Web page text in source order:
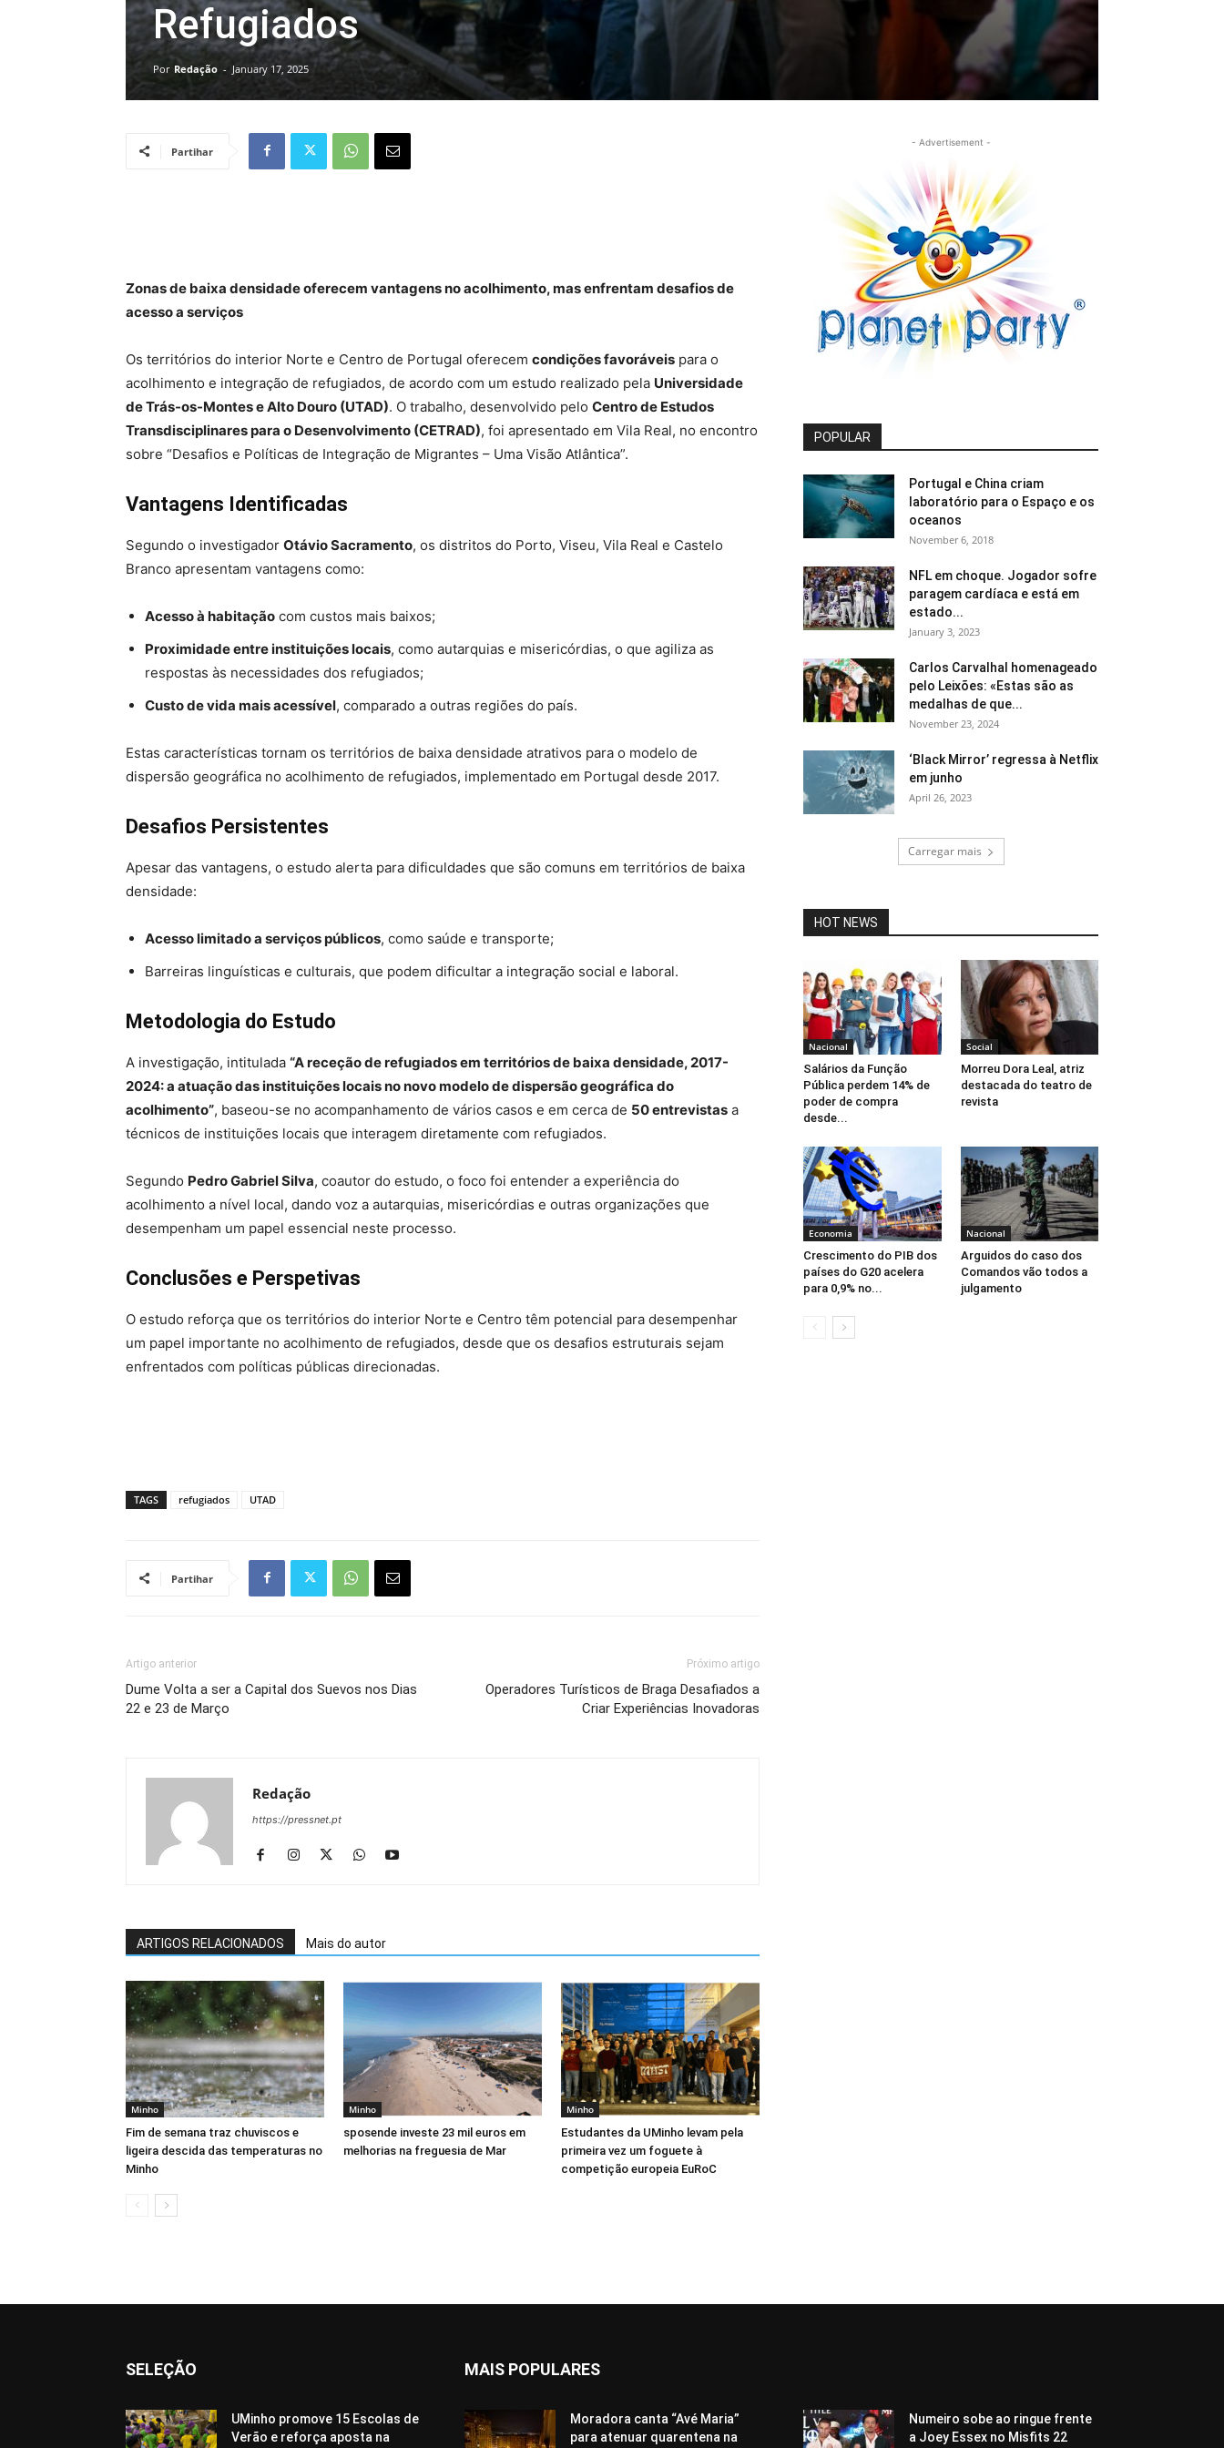
Refugiados
Por Redação - January 17, 2025
Partihar
Zonas de baixa densidade oferecem vantagens no acolhimento, mas enfrentam desafios de
acesso a serviços
Os territórios do interior Norte e Centro de Portugal oferecem condições favoráveis para o
acolhimento e integração de refugiados, de acordo com um estudo realizado pela Universidade
de Trás-os-Montes e Alto Douro (UTAD). O trabalho, desenvolvido pelo Centro de Estudos
Transdisciplinares para o Desenvolvimento (CETRAD), foi apresentado em Vila Real, no encontro
sobre “Desafios e Políticas de Integração de Migrantes – Uma Visão Atlântica”.
Vantagens Identificadas
Segundo o investigador Otávio Sacramento, os distritos do Porto, Viseu, Vila Real e Castelo
Branco apresentam vantagens como:
Acesso à habitação com custos mais baixos;
Proximidade entre instituições locais, como autarquias e misericórdias, o que agiliza as
respostas às necessidades dos refugiados;
Custo de vida mais acessível, comparado a outras regiões do país.
Estas características tornam os territórios de baixa densidade atrativos para o modelo de
dispersão geográfica no acolhimento de refugiados, implementado em Portugal desde 2017.
Desafios Persistentes
Apesar das vantagens, o estudo alerta para dificuldades que são comuns em territórios de baixa
densidade:
Acesso limitado a serviços públicos, como saúde e transporte;
Barreiras linguísticas e culturais, que podem dificultar a integração social e laboral.
Metodologia do Estudo
A investigação, intitulada “A receção de refugiados em territórios de baixa densidade, 2017-
2024: a atuação das instituições locais no novo modelo de dispersão geográfica do
acolhimento”, baseou-se no acompanhamento de vários casos e em cerca de 50 entrevistas a
técnicos de instituições locais que interagem diretamente com refugiados.
Segundo Pedro Gabriel Silva, coautor do estudo, o foco foi entender a experiência do
acolhimento a nível local, dando voz a autarquias, misericórdias e outras organizações que
desempenham um papel essencial neste processo.
Conclusões e Perspetivas
O estudo reforça que os territórios do interior Norte e Centro têm potencial para desempenhar
um papel importante no acolhimento de refugiados, desde que os desafios estruturais sejam
enfrentados com políticas públicas direcionadas.
TAGS refugiados UTAD
Partihar
Artigo anterior
Dume Volta a ser a Capital dos Suevos nos Dias
22 e 23 de Março
Próximo artigo
Operadores Turísticos de Braga Desafiados a
Criar Experiências Inovadoras
Redação
https://pressnet.pt
ARTIGOS RELACIONADOS Mais do autor
Minho
Fim de semana traz chuviscos e
ligeira descida das temperaturas no
Minho
Minho
sposende investe 23 mil euros em
melhorias na freguesia de Mar
Minho
Estudantes da UMinho levam pela
primeira vez um foguete à
competição europeia EuRoC
- Advertisement -
POPULAR
Portugal e China criam
laboratório para o Espaço e os
oceanos
November 6, 2018
NFL em choque. Jogador sofre
paragem cardíaca e está em
estado...
January 3, 2023
Carlos Carvalhal homenageado
pelo Leixões: «Estas são as
medalhas de que...
November 23, 2024
‘Black Mirror’ regressa à Netflix
em junho
April 26, 2023
Carregar mais
HOT NEWS
Nacional
Salários da Função
Pública perdem 14% de
poder de compra
desde...
Social
Morreu Dora Leal, atriz
destacada do teatro de
revista
Economia
Crescimento do PIB dos
países do G20 acelera
para 0,9% no...
Nacional
Arguidos do caso dos
Comandos vão todos a
julgamento
SELEÇÃO
UMinho promove 15 Escolas de
Verão e reforça aposta na
MAIS POPULARES
Moradora canta “Avé Maria”
para atenuar quarentena na
Numeiro sobe ao ringue frente
a Joey Essex no Misfits 22